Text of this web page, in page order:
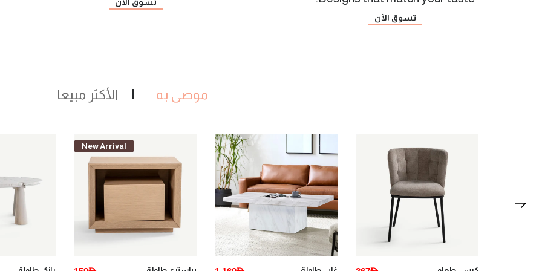
تسوق الآن
موصى به
New Arrival
New Arrival
الأكثر مبيعا